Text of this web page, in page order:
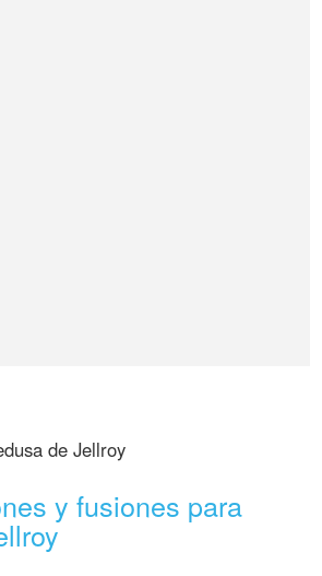
de Jellroy
y fusiones para